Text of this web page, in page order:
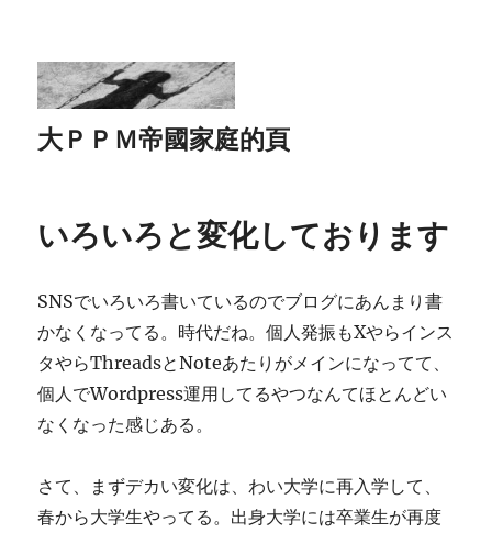
大ＰＰＭ帝國家庭的頁
いろいろと変化しております
SNSでいろいろ書いているのでブログにあんまり書
かなくなってる。時代だね。個人発振もXやらインス
タやらThreadsとNoteあたりがメインになってて、
個人でWordpress運用してるやつなんてほとんどい
なくなった感じある。
さて、まずデカい変化は、わい大学に再入学して、
春から大学生やってる。出身大学には卒業生が再度